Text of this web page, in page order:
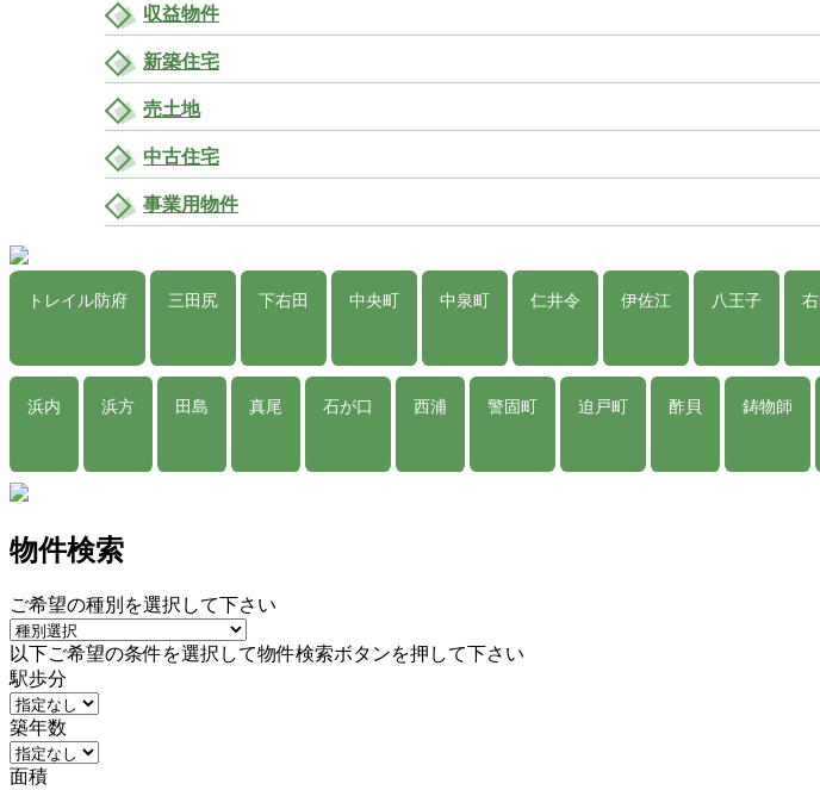
収益物件
新築住宅
売土地
中古住宅
事業用物件
トレイル防府 三田尻 下右田 中央町 中泉町 仁井令 伊佐江 八王子
浜内 浜方 田島 真尾 石が口 西浦 警固町 迫戸町 酢貝 鋳物師
物件検索
ご希望の種別を選択して下さい
以下ご希望の条件を選択して物件検索ボタンを押して下さい
駅歩分
築年数
面積